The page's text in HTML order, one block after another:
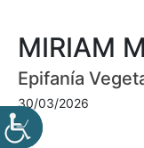
MIRIAM
Epifanía
30/03/2026